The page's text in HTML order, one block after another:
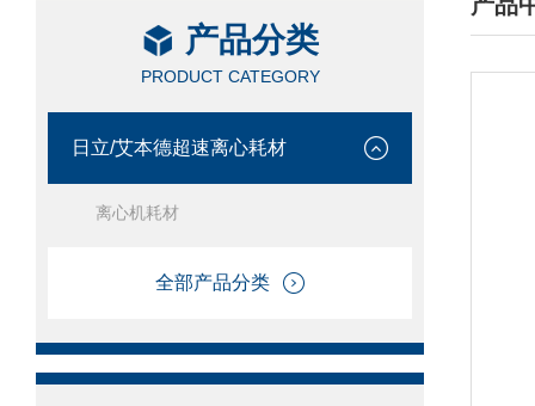
产品分类
PRODUCT CATEGORY
日立/艾本德超速离心耗材
离心机耗材
全部产品分类
/